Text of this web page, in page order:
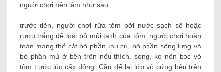
người chơi nên làm như sau.
trước tiên, người chơi rửa tôm bởi nước sạch sẽ hoặc
rượu trắng để loại bỏ mùi tanh của tôm. người chơi hoàn
toàn mang thể cắt bỏ phần rau củ, bỏ phần sống lưng và
bỏ phần mủ ở bên trên nếu thích. song, ko nên bóc vỏ
tôm trước lúc cấp đông. Cần để lại lớp vỏ cứng bên trên